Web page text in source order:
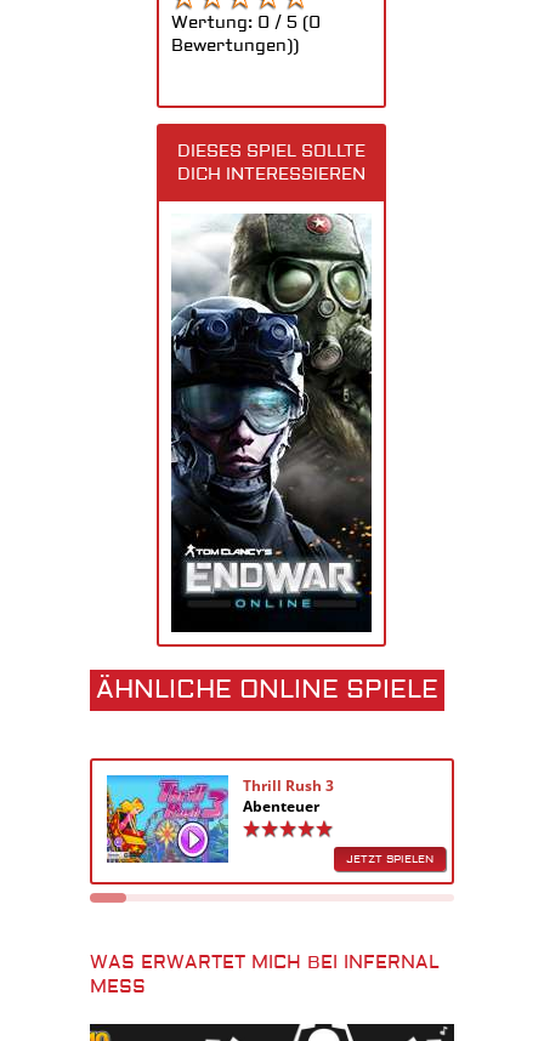
Wertung: 0 / 5 (0
Bewertungen))
DIESES SPIEL SOLLTE
DICH INTERESSIEREN
ÄHNLICHE ONLINE SPIELE
Thrill Rush 3
Abenteuer
JETZT SPIELEN
WAS ERWARTET MICH BEI INFERNAL
MESS